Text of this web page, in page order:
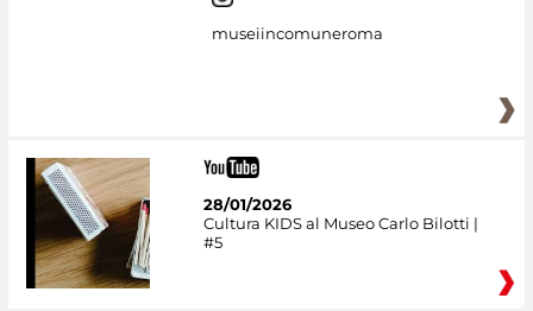
museiincomuneroma
28/01/2026
Cultura KIDS al Museo Carlo Bilotti |
#5